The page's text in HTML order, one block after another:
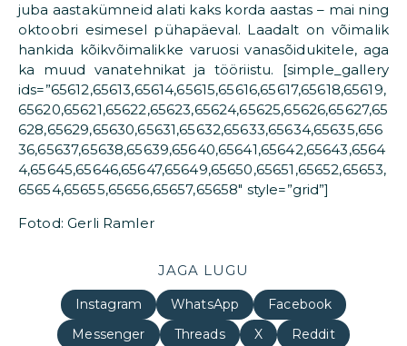
juba aastakümneid alati kaks korda aastas – mai ning
oktoobri esimesel pühapäeval. Laadalt on võimalik
hankida kõikvõimalikke varuosi vanasõidukitele, aga
ka muud vanatehnikat ja tööriistu. [simple_gallery
ids=”65612,65613,65614,65615,65616,65617,65618,65619,
65620,65621,65622,65623,65624,65625,65626,65627,65
628,65629,65630,65631,65632,65633,65634,65635,656
36,65637,65638,65639,65640,65641,65642,65643,6564
4,65645,65646,65647,65649,65650,65651,65652,65653,
65654,65655,65656,65657,65658″ style=”grid”]
Fotod: Gerli Ramler
JAGA LUGU
Instagram WhatsApp
Facebook
Messenger
Threads X
Reddit